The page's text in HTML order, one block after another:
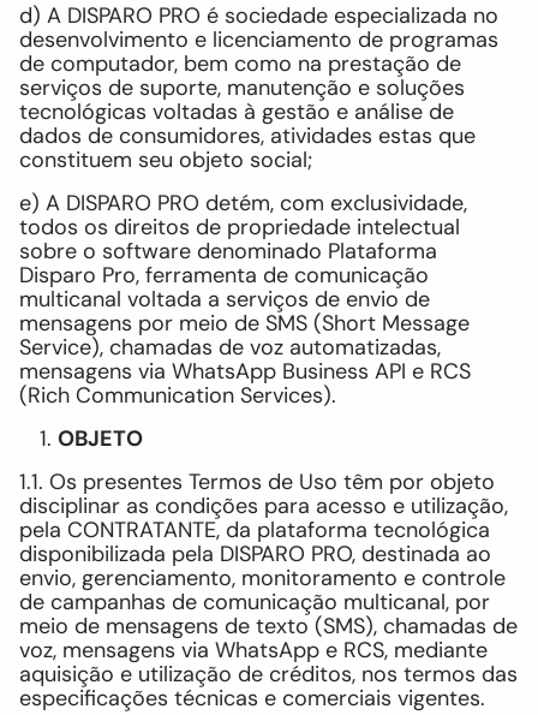
d) A DISPARO PRO é sociedade especializada no
desenvolvimento e licenciamento de programas
de computador, bem como na prestação de
serviços de suporte, manutenção e soluções
tecnológicas voltadas à gestão e análise de
dados de consumidores, atividades estas que
constituem seu objeto social;
e) A DISPARO PRO detém, com exclusividade,
todos os direitos de propriedade intelectual
sobre o software denominado Plataforma
Disparo Pro, ferramenta de comunicação
multicanal voltada a serviços de envio de
mensagens por meio de SMS (Short Message
Service), chamadas de voz automatizadas,
mensagens via WhatsApp Business API e RCS
(Rich Communication Services).
OBJETO
1.1. Os presentes Termos de Uso têm por objeto
disciplinar as condições para acesso e utilização,
pela CONTRATANTE, da plataforma tecnológica
disponibilizada pela DISPARO PRO, destinada ao
envio, gerenciamento, monitoramento e controle
de campanhas de comunicação multicanal, por
meio de mensagens de texto (SMS), chamadas de
voz, mensagens via WhatsApp e RCS, mediante
aquisição e utilização de créditos, nos termos das
especificações técnicas e comerciais vigentes.